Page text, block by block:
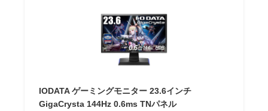
IODATA ゲーミングモニター 23.6インチ
GigaCrysta 144Hz 0.6ms TNパネル